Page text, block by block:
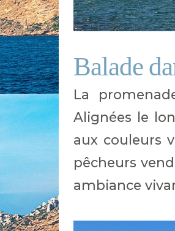
Balade
La
Alignées le
aux couleurs
pêcheurs
ambiance